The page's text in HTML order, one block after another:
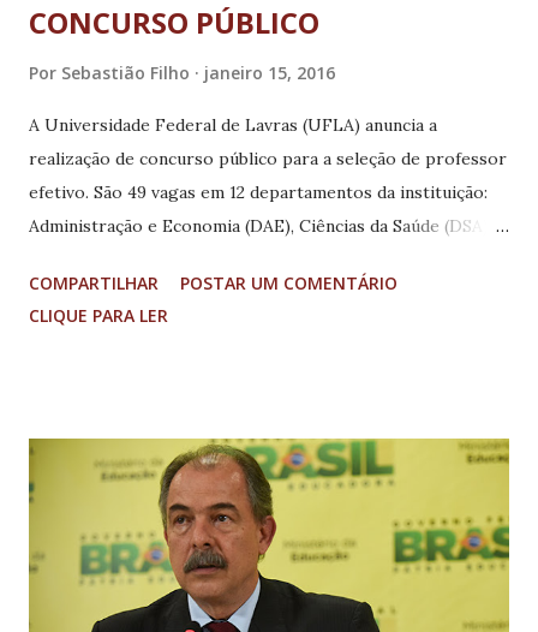
CONCURSO PÚBLICO
Por Sebastião Filho janeiro 15, 2016
A Universidade Federal de Lavras (UFLA) anuncia a
realização de concurso público para a seleção de professor
efetivo. São 49 vagas em 12 departamentos da instituição:
Administração e Economia (DAE), Ciências da Saúde (DSA),
Ciência da Computação (DCC), Ciências Humanas (DCH),
Educação (DED), Nutrição (DNU), Física (DFI), Biologia
a denominação de professor adjunto A (46 vagas) e
professor auxiliar (3 vagas), nível 1, regidos pela Lei no
8.112, de 1990. Há exigências mínimas de titulação para cada
área, que devem ser consultadas no edital. O vencimento
básico para o cargo de professor adjunto A (dedicação
COMPARTILHAR
POSTAR UM COMENTÁRIO
CLIQUE PARA LER